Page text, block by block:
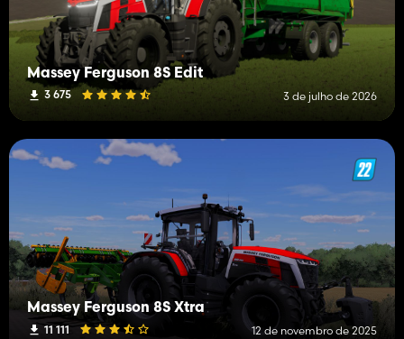
Massey Ferguson 8S Edit
3 675 3 de julho de 2026
Massey Ferguson 8S Xtra
11 111 12 de novembro de 2025